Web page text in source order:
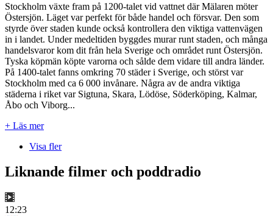
Stockholm växte fram på 1200‑talet vid vattnet där Mälaren möter
Östersjön. Läget var perfekt för både handel och försvar. Den som
styrde över staden kunde också kontrollera den viktiga vattenvägen
in i landet. Under medeltiden byggdes murar runt staden, och många
handelsvaror kom dit från hela Sverige och området runt Östersjön.
Tyska köpmän köpte varorna och sålde dem vidare till andra länder.
På 1400-talet fanns omkring 70 städer i Sverige, och störst var
Stockholm med ca 6 000 invånare. Några av de andra viktiga
städerna i riket var Sigtuna, Skara, Lödöse, Söderköping, Kalmar,
Åbo och Viborg...
+ Läs mer
Visa fler
Liknande filmer och poddradio
12:23